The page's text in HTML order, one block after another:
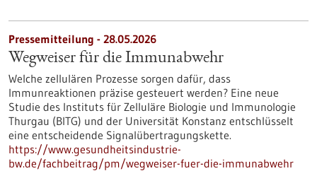
Pressemitteilung - 28.05.2026
Wegweiser für die Immunabwehr
Welche zellulären Prozesse sorgen dafür, dass
Immunreaktionen präzise gesteuert werden? Eine neue
Studie des Instituts für Zelluläre Biologie und Immunologie
Thurgau (BITG) und der Universität Konstanz entschlüsselt
eine entscheidende Signalübertragungskette.
https://www.gesundheitsindustrie-
bw.de/fachbeitrag/pm/wegweiser-fuer-die-immunabwehr